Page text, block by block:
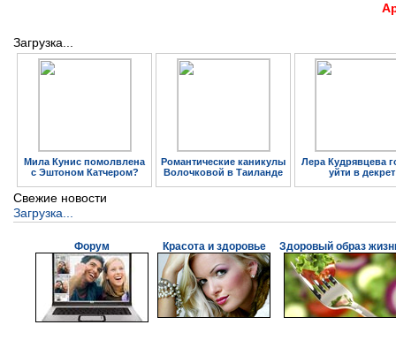
Загрузка...
Мила Кунис помолвлена
с Эштоном Катчером?
Романтические каникулы
Волочковой в Таиланде
Лера Кудрявцева
уйти в декрет
Свежие новости
Загрузка...
Форум Красота и здоровье Здоровый образ